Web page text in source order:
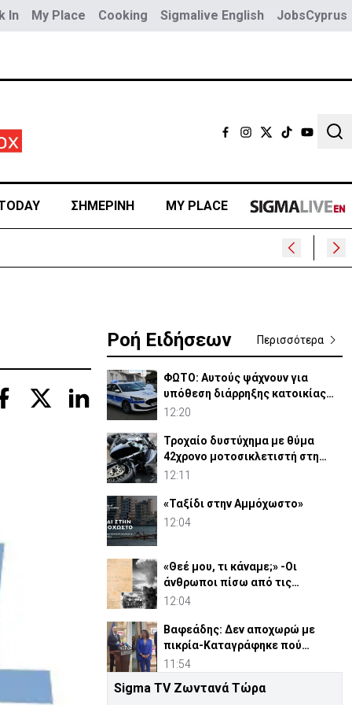
In My Place Cooking Sigmalive English JobsCyprus
ΣΗΜΕΡΙΝΗ MY PLACE
Ροή Ειδήσεων Περισσότερα
ΦΩΤΟ: Αυτούς ψάχνουν για
υπόθεση διάρρηξης κατοικίας
και κλοπής στη Λεμεσό
12:20
Τροχαίο δυστύχημα με θύμα
42χρονο μοτοσικλετιστή στη
Μύκονο
12:11
«Ταξίδι στην Αμμόχωστο»
12:04
«Θεέ μου, τι κάναμε;» -Οι
άνθρωποι πίσω από τις
ατομικές βόμβες στη Χιροσίμα
12:04
Βαφεάδης: Δεν αποχωρώ με
πικρία-Καταγράφηκε πού
αποδίδονται ευθύνες για Takata
11:54
Γερμανία: Προειδοποιεί για
Sigma TV Ζωντανά Τώρα